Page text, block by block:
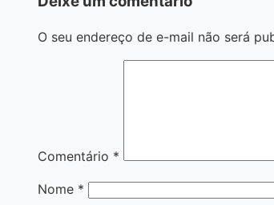
O seu endereço de e-mail não será
Comentário *
Nome *